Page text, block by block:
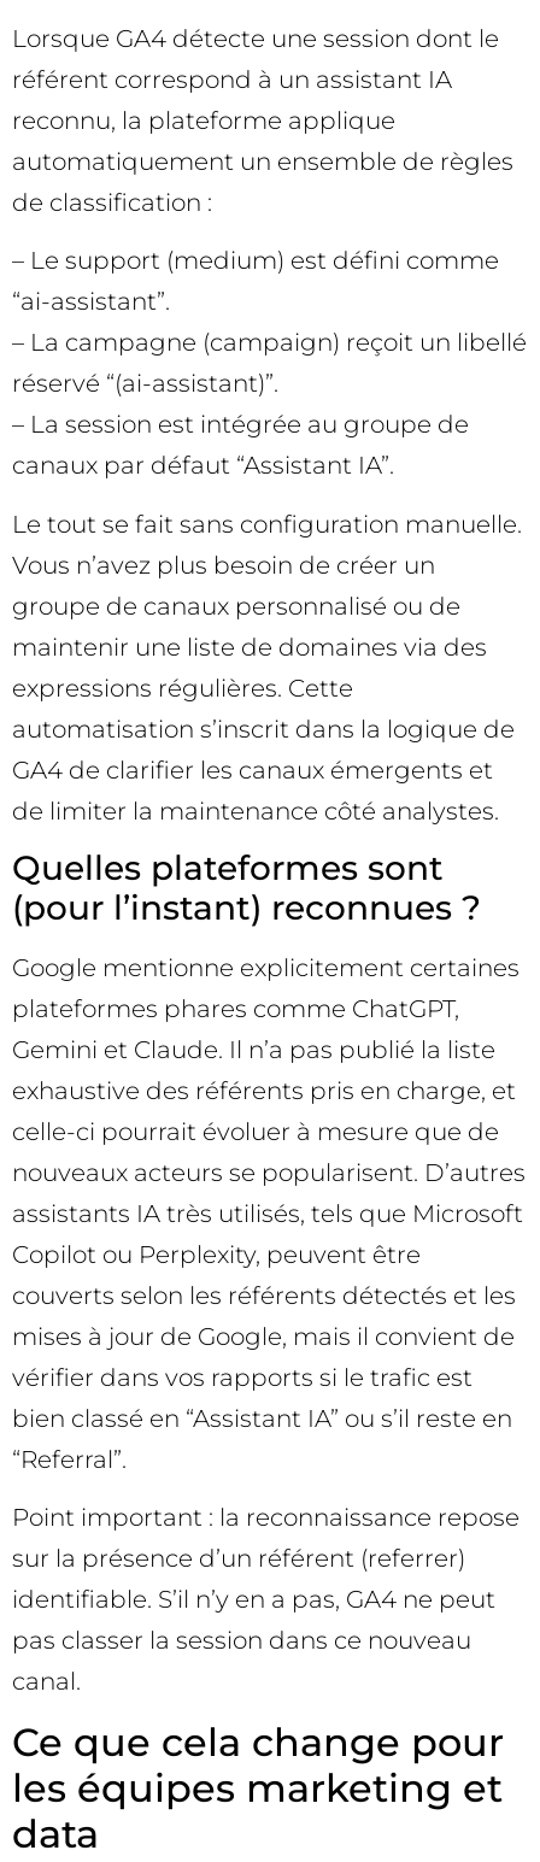
Lorsque GA4 détecte une session dont le
référent correspond à un assistant IA
reconnu, la plateforme applique
automatiquement un ensemble de règles
de classification :
– Le support (medium) est défini comme
“ai-assistant”.
– La campagne (campaign) reçoit un libellé
réservé “(ai-assistant)”.
– La session est intégrée au groupe de
canaux par défaut “Assistant IA”.
Le tout se fait sans configuration manuelle.
Vous n’avez plus besoin de créer un
groupe de canaux personnalisé ou de
maintenir une liste de domaines via des
expressions régulières. Cette
automatisation s’inscrit dans la logique de
GA4 de clarifier les canaux émergents et
de limiter la maintenance côté analystes.
Quelles plateformes sont
(pour l’instant) reconnues ?
Google mentionne explicitement certaines
plateformes phares comme ChatGPT,
Gemini et Claude. Il n’a pas publié la liste
exhaustive des référents pris en charge, et
celle-ci pourrait évoluer à mesure que de
nouveaux acteurs se popularisent. D’autres
assistants IA très utilisés, tels que Microsoft
Copilot ou Perplexity, peuvent être
couverts selon les référents détectés et les
mises à jour de Google, mais il convient de
vérifier dans vos rapports si le trafic est
bien classé en “Assistant IA” ou s’il reste en
“Referral”.
Point important : la reconnaissance repose
sur la présence d’un référent (referrer)
identifiable. S’il n’y en a pas, GA4 ne peut
pas classer la session dans ce nouveau
canal.
Ce que cela change pour
les équipes marketing et
data